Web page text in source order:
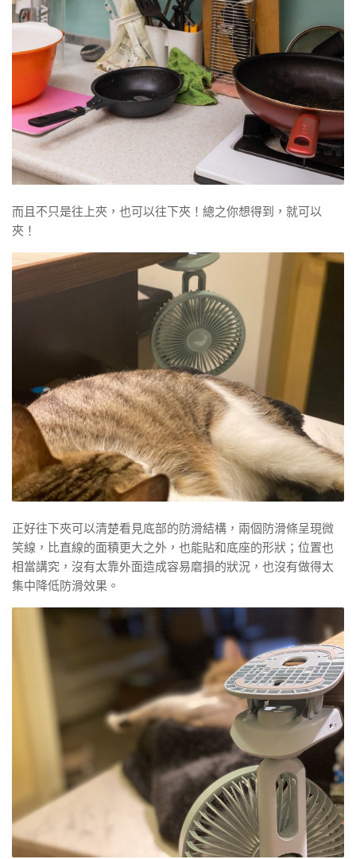
而且不只是往上夾，也可以往下夾！總之你想得到，就可以
夾！
正好往下夾可以清楚看見底部的防滑結構，兩個防滑條呈現微
笑線，比直線的面積更大之外，也能貼和底座的形狀；位置也
相當講究，沒有太靠外面造成容易磨損的狀況，也沒有做得太
集中降低防滑效果。